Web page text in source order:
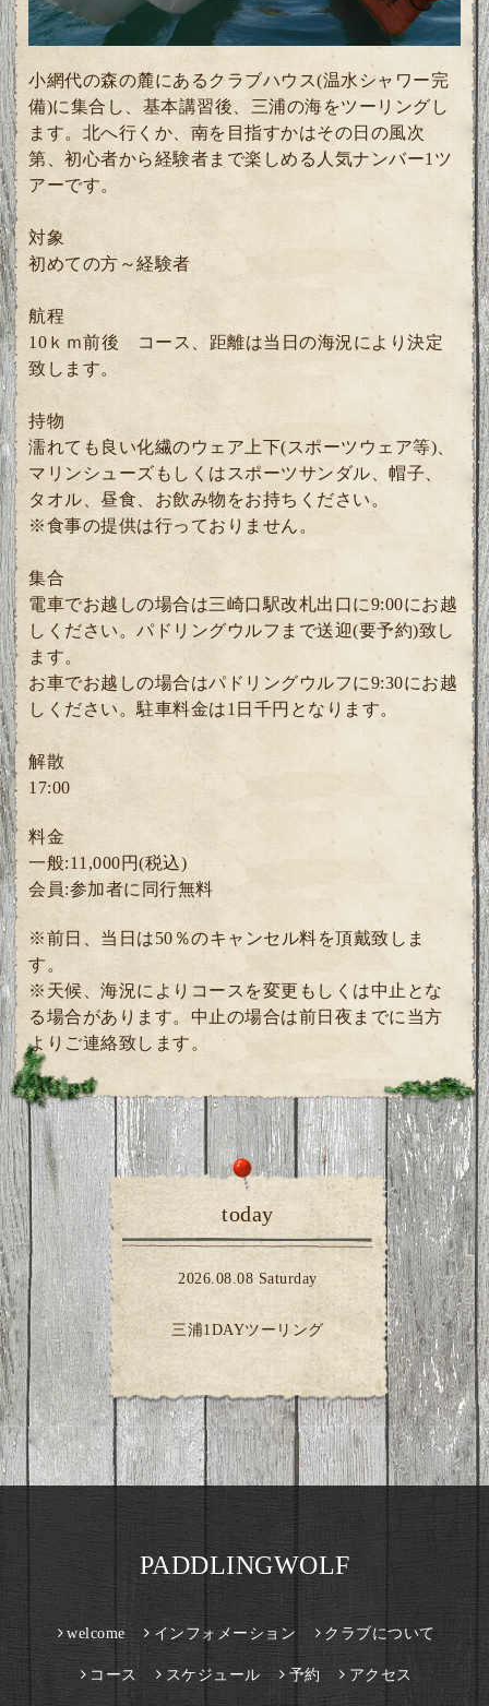
小網代の森の麓にあるクラブハウス(温水シャワー完
備)に集合し、基本講習後、三浦の海をツーリングし
ます。北へ行くか、南を目指すかはその日の風次
第、初心者から経験者まで楽しめる人気ナンバー1ツ
アーです。
対象
初めての方～経験者
航程
10ｋｍ前後 コース、距離は当日の海況により決定
致します。
持物
濡れても良い化繊のウェア上下(スポーツウェア等)、
マリンシューズもしくはスポーツサンダル、帽子、
タオル、昼食、お飲み物をお持ちください。
※食事の提供は行っておりません。
集合
電車でお越しの場合は三崎口駅改札出口に9:00にお越
しください。パドリングウルフまで送迎(要予約)致し
ます。
お車でお越しの場合はパドリングウルフに9:30にお越
しください。駐車料金は1日千円となります。
解散
17:00
料金
一般:11,000円(税込)
会員:参加者に同行無料
※前日、当日は50％のキャンセル料を頂戴致しま
す。
※天候、海況によりコースを変更もしくは中止とな
る場合があります。中止の場合は前日夜までに当方
よりご連絡致します。
today
2026.08.08 Saturday
三浦1DAYツーリング
PADDLINGWOLF
welcome インフォメーション クラブについて
コース スケジュール 予約 アクセス